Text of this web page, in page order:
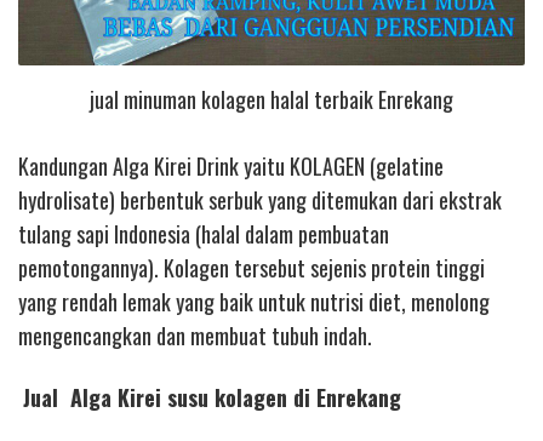
jual minuman kolagen halal terbaik Enrekang
Kandungan Alga Kirei Drink yaitu KOLAGEN (gelatine
hydrolisate) berbentuk serbuk yang ditemukan dari ekstrak
tulang sapi Indonesia (halal dalam pembuatan
pemotongannya). Kolagen tersebut sejenis protein tinggi
yang rendah lemak yang baik untuk nutrisi diet, menolong
mengencangkan dan membuat tubuh indah.
Jual Alga Kirei susu kolagen di Enrekang